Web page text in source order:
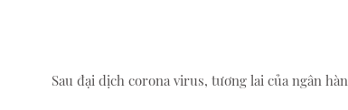
Sau đại dịch corona virus, tương lai của ngân